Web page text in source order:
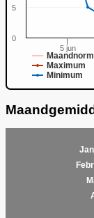
Maximum
Minimum
5 jun
0
5